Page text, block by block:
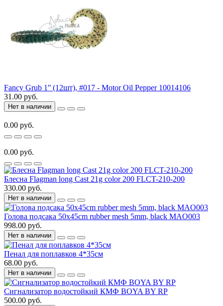
Fancy Grub 1ʺ (12шт), #017 - Motor Oil Pepper 10014106
31.00 руб.
Нет в наличии
0.00 руб.
0.00 руб.
Блесна Flagman long Cast 21g color 200 FLCT-210-200
330.00 руб.
Нет в наличии
Голова подсака 50x45cm rubber mesh 5mm, black MAO003
998.00 руб.
Нет в наличии
Пенал для поплавков 4*35см
68.00 руб.
Нет в наличии
Сигнализатор водостойкий КМФ BOYA BY RP
500.00 руб.